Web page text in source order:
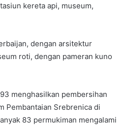
kereta api, museum,
dengan arsitektur
roti, dengan pameran kuno
menghasilkan pembersihan
Pembantaian Srebrenica di
83 permukiman mengalami